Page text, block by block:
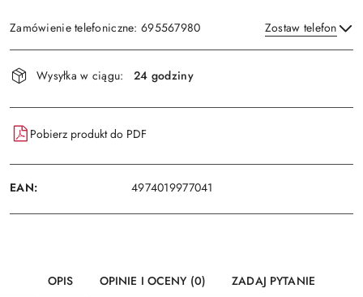
Zamówienie telefoniczne: 695567980 Zostaw telefon
Dostępność
i
dostawa
Wysyłka w ciągu: 24 godziny
Pobierz produkt do PDF
EAN: 4974019977041
OPIS OPINIE I OCENY (0) ZADAJ PYTANIE